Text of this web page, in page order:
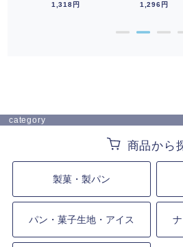
1,318円 1,296円
● ● ●
category
製菓・製パン
パン・菓子生地・アイス